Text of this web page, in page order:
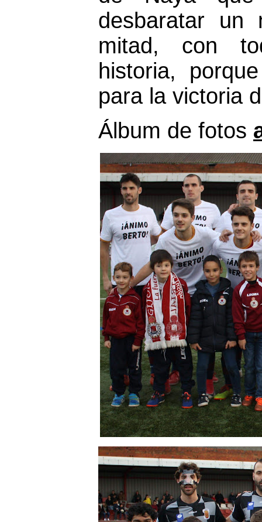
desbaratar un
mitad, con
historia,
para la victoria
Álbum de fotos